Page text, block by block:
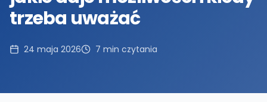
trzeba uważać
24 maja 2026 7 min czytania